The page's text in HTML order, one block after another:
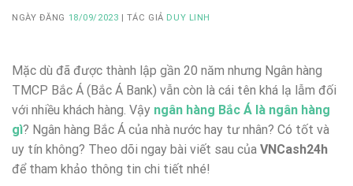
NGÀY ĐĂNG 18/09/2023 | TÁC GIẢ DUY LINH
Mặc dù đã được thành lập gần 20 năm nhưng Ngân hàng
TMCP Bắc Á (Bắc Á Bank) vẫn còn là cái tên khá lạ lẫm đối
với nhiều khách hàng. Vậy ngân hàng Bắc Á là ngân hàng
gì? Ngân hàng Bắc Á của nhà nước hay tư nhân? Có tốt và
uy tín không? Theo dõi ngay bài viết sau của VNCash24h
để tham khảo thông tin chi tiết nhé!